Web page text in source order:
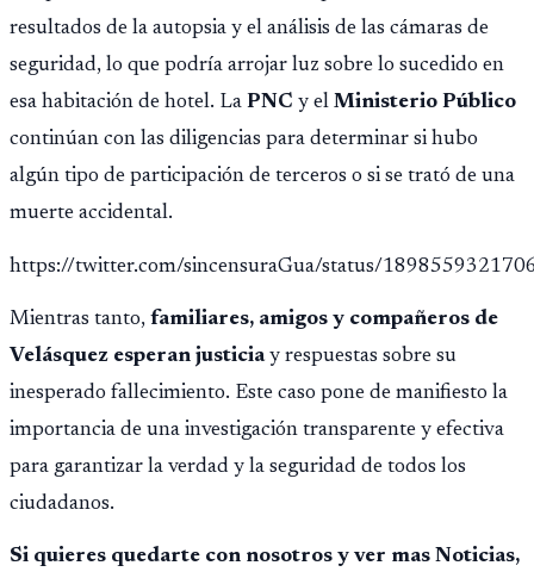
resultados de la autopsia y el análisis de las cámaras de
seguridad, lo que podría arrojar luz sobre lo sucedido en
esa habitación de hotel. La PNC y el Ministerio Público
continúan con las diligencias para determinar si hubo
algún tipo de participación de terceros o si se trató de una
muerte accidental.
https://twitter.com/sincensuraGua/status/
Mientras tanto, familiares, amigos y compañeros de
Velásquez esperan justiciay respuestas sobre su
inesperado fallecimiento. Este caso pone de manifiesto la
importancia de una investigación transparente y efectiva
para garantizar la verdad y la seguridad de todos los
ciudadanos.
Si quieres quedarte con nosotros y ver mas Noticias,